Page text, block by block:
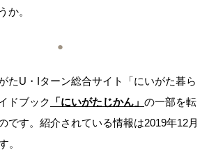
か。
●
たU・Iターン総合サイト「にいがた暮ら
ドブック
「にいがたじかん」 の一部を転
です。紹介されている情報は2019年12月
。